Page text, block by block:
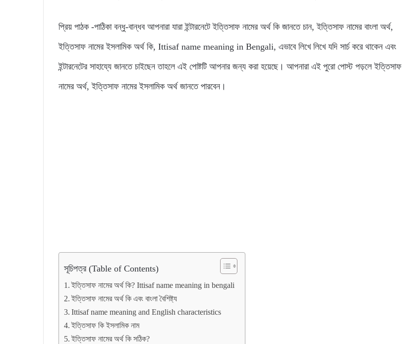
প্রিয় পাঠক -পাঠিকা বন্ধু-বান্ধব আপনারা যারা ইন্টারনেটে ইত্তিসাফ নামের অর্থ কি জানতে চান, ইত্তিসাফ নামের বাংলা অর্থ,
ইত্তিসাফ নামের ইসলামিক অর্থ কি, Ittisaf name meaning in Bengali, এভাবে লিখে লিখে যদি সার্চ করে থাকেন এবং
ইন্টারনেটের সাহায্যে জানতে চাইছেন তাহলে এই পোষ্টটি আপনার জন্য করা হয়েছে। আপনারা এই পুরো পোস্ট পড়লে ইত্তিসাফ
নামের অর্থ, ইত্তিসাফ নামের ইসলামিক অর্থ জানতে পারবেন।
সূচিপত্র (Table of Contents)
ইত্তিসাফ নামের অর্থ কি? Ittisaf name meaning in bengali
ইত্তিসাফ নামের অর্থ কি এবং বাংলা বৈশিষ্ট্য
Ittisaf name meaning and English characteristics
ইত্তিসাফ কি ইসলামিক নাম
ইত্তিসাফ নামের অর্থ কি সঠিক?